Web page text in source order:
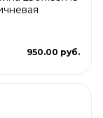
950.00 руб.